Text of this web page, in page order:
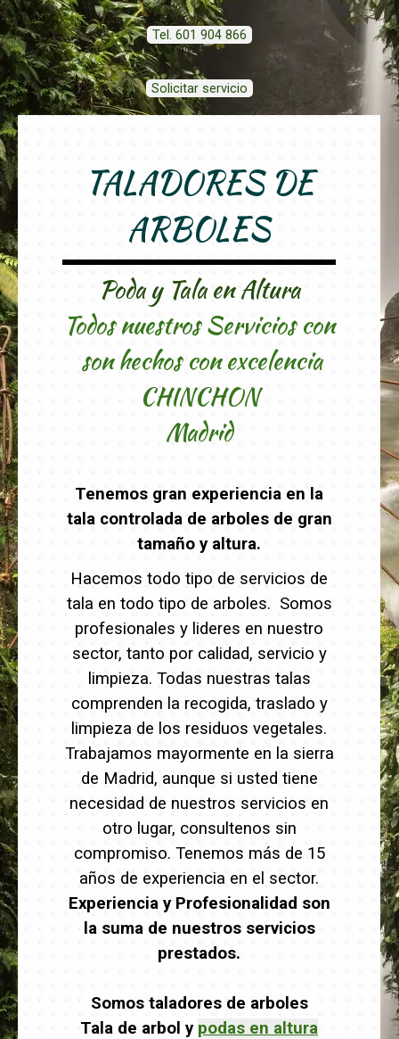
Tel. 601 904 866
Solicitar servicio
TALADORES DE
ARBOLES
Poda y Tala en Altura
Todos nuestros Servicios con
son hechos con excelencia
CHINCHON
Madrid
Tenemos gran experiencia en la
tala controlada de arboles de gran
tamaño y altura.
Hacemos todo tipo de servicios de
tala en todo tipo de arboles. Somos
profesionales y lideres en nuestro
sector, tanto por calidad, servicio y
limpieza. Todas nuestras talas
comprenden la recogida, traslado y
limpieza de los residuos vegetales.
Trabajamos mayormente en la sierra
de Madrid, aunque si usted tiene
necesidad de nuestros servicios en
otro lugar, consultenos sin
compromiso. Tenemos más de 15
años de experiencia en el sector.
Experiencia y Profesionalidad son
la suma de nuestros servicios
prestados.
Somos taladores de arboles
Tala de arbol y podas en altura